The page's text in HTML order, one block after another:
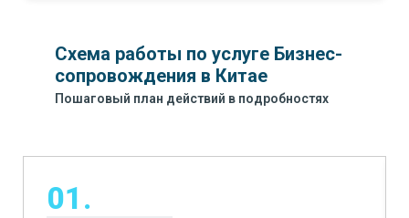
Схема работы по услуге Бизнес-
сопровождения в Китае
Пошаговый план действий в подробностях
01.